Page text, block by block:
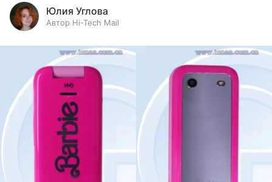
Юлия Углова
Автор Hi-Tech Mail